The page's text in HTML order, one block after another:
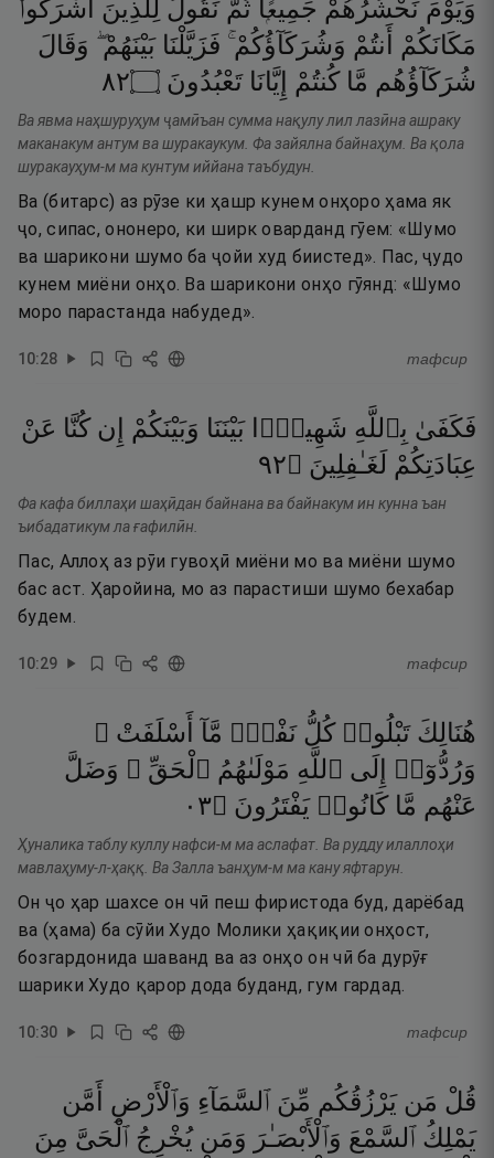
وَيَوْمَ نَحْشُرُهُمْ جَمِيعًۭا ثُمَّ نَقُولُ لِلَّذِينَ
أَشْرَكُوا۟
مَكَانَكُمْ
أَنتُمْ وَشُرَكَآؤُكُمْ ۚ فَزَيَّلْنَا بَيْنَهُمْ ۖ وَقَالَ
شُرَكَآؤُهُم مَّا كُنتُمْ إِيَّانَا تَعْبُدُونَ ۝٢٨
Ва явма наҳшуруҳум ҷамӣъан сумма нақулу лил лазӣна ашраку
маканакум антум ва шуракаукум. Фа зайялна байнаҳум. Ва қола
шуракауҳум-м ма кунтум иййана таъбудун.
Ва (битарс) аз рӯзе ки ҳашр кунем онҳоро ҳама як
ҷо, сипас, ононеро, ки ширк оварданд гӯем: «Шумо
ва шарикони шумо ба ҷойи худ биистед». Пас, ҷудо
кунем миёни онҳо. Ва шарикони онҳо гӯянд: «Шумо
моро парастанда набудед».
10:28 тафсир
فَكَفَىٰ بِٱللَّهِ شَهِيدًۢا بَيْنَنَا وَبَيْنَكُمْ إِن كُنَّا عَنْ
عِبَادَتِكُمْ لَغَـٰفِلِينَ ۝٢٩
Фа кафа биллаҳи шаҳӣдан байнана ва байнакум ин кунна ъан
ъибадатикум ла ғафилӣн.
Пас, Аллоҳ аз рӯи гувоҳӣ миёни мо ва миёни шумо
бас аст. Ҳаройина, мо аз парастиши шумо бехабар
будем.
10:29 тафсир
هُنَالِكَ تَبْلُوا۟ كُلُّ نَفْسٍۢ مَّآ
أَسْلَفَتْ ۚ
وَرُدُّوٓا۟
إِلَى ٱللَّهِ مَوْلَىٰهُمُ ٱلْحَقِّ ۖ وَضَلَّ
عَنْهُم مَّا كَانُوا۟ يَفْتَرُونَ ۝٣٠
Ҳуналика таблу куллу нафси-м ма аслафат. Ва рудду илаллоҳи
мавлаҳуму-л-ҳаққ. Ва Залла ъанҳум-м ма кану яфтарун.
Он ҷо ҳар шахсе он чӣ пеш фиристода буд, дарёбад
ва (ҳама) ба сӯйи Худо Молики ҳақиқии онҳост,
бозгардонида шаванд ва аз онҳо он чӣ ба дурӯғ
шарики Худо қарор дода буданд, гум гардад.
10:30 тафсир
قُلْ مَن يَرْزُقُكُم مِّنَ ٱلسَّمَآءِ وَٱلْأَرْضِ
أَمَّن
يَمْلِكُ ٱلسَّمْعَ وَٱلْأَبْصَـٰرَ وَمَن يُخْرِجُ ٱلْحَىَّ مِنَ